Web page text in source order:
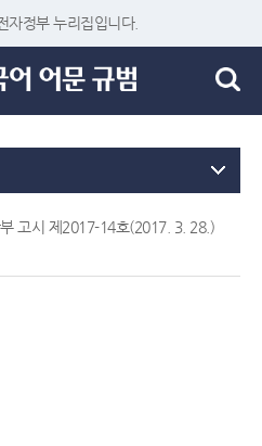
자정부 누리집입니다.
고시 제2017-14호(2017. 3. 28.)